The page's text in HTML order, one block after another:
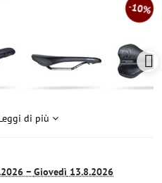
10%
di più
− Giovedì 13.8.2026